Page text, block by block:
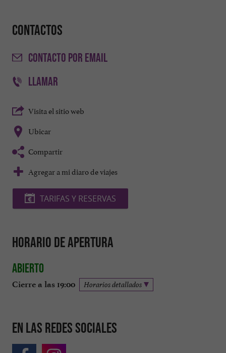
Contactos
CONTACTO POR EMAIL
LLAMAR
Visita el sitio web
Ubicar
Compartir
Agregar a mi diaro de viajes
TARIFAS Y RESERVAS
Horario de apertura
Abierto
Cierre a las 19:00 Horarios detallados
En las redes sociales